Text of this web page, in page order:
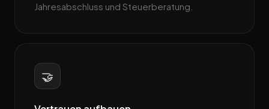
Jahresabschluss und Steuerberatung.
🤝